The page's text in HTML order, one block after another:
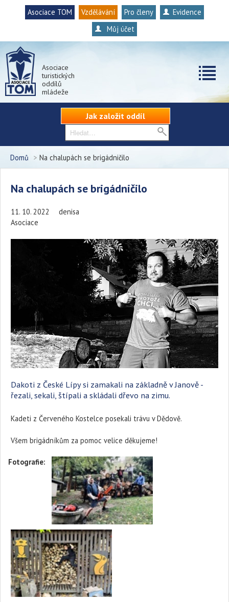
Asociace TOM Vzdělávání Pro členy
Evidence
Můj účet
Asociace
turistických
oddílů
mládeže
Jak založit oddíl
Domů > Na chalupách se brigádničilo
Na chalupách se brigádničilo
11. 10. 2022
denisa
Asociace
Dakoti z České Lípy si zamakali na základně v Janově -
řezali, sekali, štípali a skládali dřevo na zimu.
Kadeti z Červeného Kostelce posekali trávu v Dědově.
Všem brigádníkům za pomoc velice děkujeme!
Fotografie: